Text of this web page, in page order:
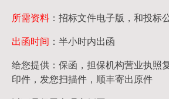
所需资料 ：招标文件电子版，和投标
出函时间 ：半小时内出函
给您提供：保函，担保机构营业执照
印件，发您扫描件，顺丰寄出原件